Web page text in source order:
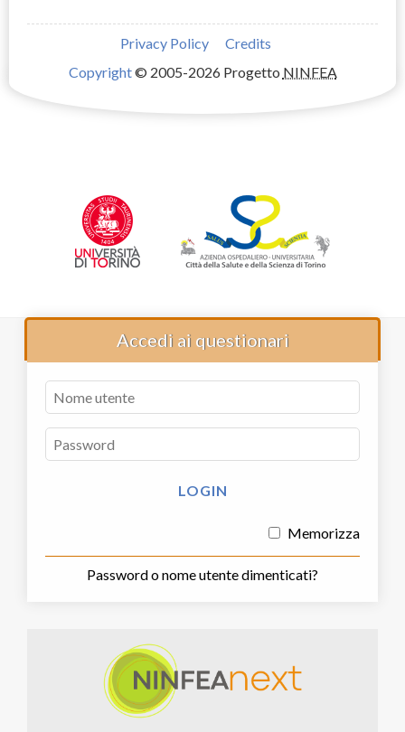
Privacy Policy
Credits
Copyright© 2005-2026 Progetto NINFEA
Accedi ai questionari
Memorizza
Password o nome utente dimenticati?